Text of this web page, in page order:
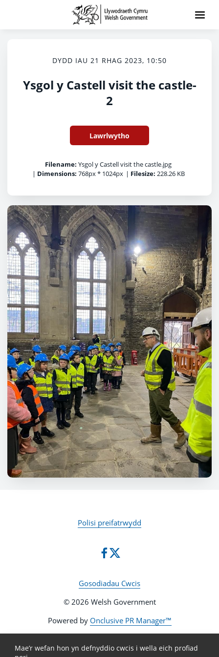
DYDD IAU 21 RHAG 2023, 10:50
Ysgol y Castell visit the castle-
2
Lawrlwytho
Filename: Ysgol y Castell visit the castle.jpg
| Dimensions: 768px * 1024px | Filesize: 228.26 KB
Polisi preifatrwydd
Gosodiadau Cwcis
© 2026 Welsh Government
Powered by Onclusive PR Manager™
Mae’r wefan hon yn defnyddio cwcis i wella eich profiad